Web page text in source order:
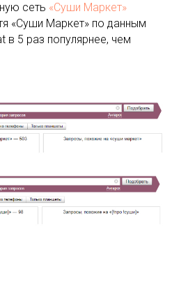
сеть «Суши Маркет»
«Суши Маркет» по данным
в 5 раз популярнее, чем